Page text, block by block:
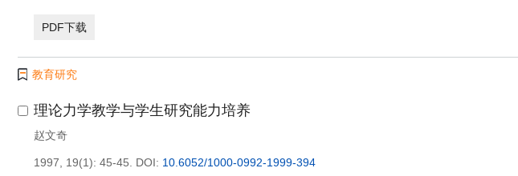
PDF下载
教育研究
理论力学教学与学生研究能力培养
赵文奇
1997, 19(1): 45-45. DOI: 10.6052/1000-0992-1999-394